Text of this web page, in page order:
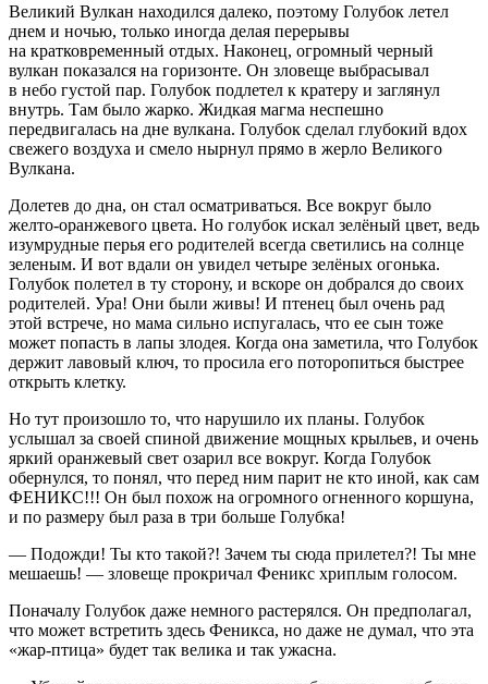
Великий Вулкан находился далеко, поэтому Голубок летел
днем и ночью, только иногда делая перерывы
на кратковременный отдых. Наконец, огромный черный
вулкан показался на горизонте. Он зловеще выбрасывал
в небо густой пар. Голубок подлетел к кратеру и заглянул
внутрь. Там было жарко. Жидкая магма неспешно
передвигалась на дне вулкана. Голубок сделал глубокий вдох
свежего воздуха и смело нырнул прямо в жерло Великого
Вулкана.
Долетев до дна, он стал осматриваться. Все вокруг было
желто-оранжевого цвета. Но голубок искал зелёный цвет, ведь
изумрудные перья его родителей всегда светились на солнце
зеленым. И вот вдали он увидел четыре зелёных огонька.
Голубок полетел в ту сторону, и вскоре он добрался до своих
родителей. Ура! Они были живы! И птенец был очень рад
этой встрече, но мама сильно испугалась, что ее сын тоже
может попасть в лапы злодея. Когда она заметила, что Голубок
держит лавовый ключ, то просила его поторопиться быстрее
открыть клетку.
Но тут произошло то, что нарушило их планы. Голубок
услышал за своей спиной движение мощных крыльев, и очень
яркий оранжевый свет озарил все вокруг. Когда Голубок
обернулся, то понял, что перед ним парит не кто иной, как сам
ФЕНИКС!!! Он был похож на огромного огненного коршуна,
и по размеру был раза в три больше Голубка!
— Подожди! Ты кто такой?! Зачем ты сюда прилетел?! Ты мне
мешаешь! — зловеще прокричал Феникс хриплым голосом.
Поначалу Голубок даже немного растерялся. Он предполагал,
что может встретить здесь Феникса, но даже не думал, что эта
«жар-птица» будет так велика и так ужасна.